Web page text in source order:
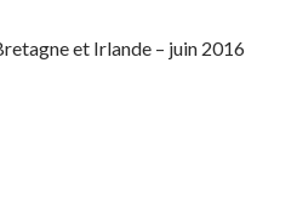
et Irlande – juin 2016